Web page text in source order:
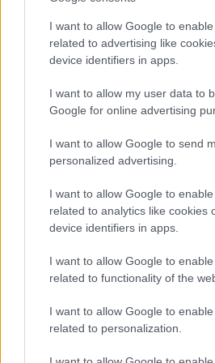
I want to allow Google to
related to advertising like
device identifiers in apps.
I want to allow my user data to
Google for online advertising
I want to allow Google to send
personalized advertising.
I want to allow Google to
related to analytics like cookies
device identifiers in apps.
I want to allow Google to
related to functionality of the
I want to allow Google to
related to personalization.
Παράλληλα, από τις Αρχές
σενάριο η 32χρονη να είχε
ναύαρχος εν αποστρατεία
τόνισε πως από τη
υπόθεσης προκύπτουν
υπογραμμίζοντας ότι το
Επιπλέον, ο επίτιμος
υπαλλήλων
,
για ύπαρξη συνεργού στο
Ακόμα, οΝίκος Σπανός